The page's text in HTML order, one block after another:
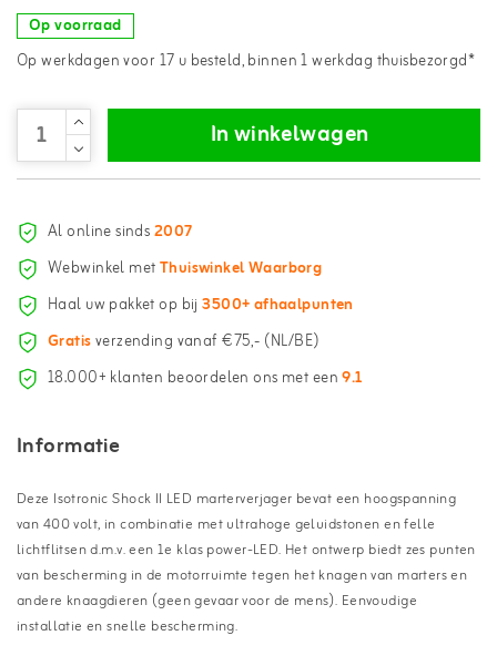
Op voorraad
Op werkdagen voor 17 u besteld, binnen 1 werkdag thuisbezorgd*
In winkelwagen
Al online sinds2007
Webwinkel metThuiswinkel Waarborg
Haal uw pakket op bij3500+ afhaalpunten
Gratisverzending vanaf €75,- (NL/BE)
18.000+ klanten beoordelen ons met een9.1
Informatie
Deze Isotronic Shock II LED marterverjager bevat een hoogspanning
van 400 volt, in combinatie met ultrahoge geluidstonen en felle
lichtflitsen d.m.v. een 1e klas power-LED. Het ontwerp biedt zes punten
van bescherming in de motorruimte tegen het knagen van marters en
andere knaagdieren (geen gevaar voor de mens). Eenvoudige
installatie en snelle bescherming.